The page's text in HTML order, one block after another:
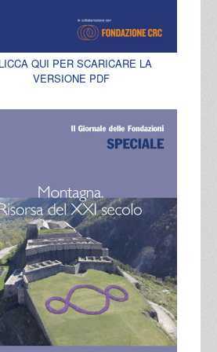
QUI PER SCARICARE LA
VERSIONE PDF